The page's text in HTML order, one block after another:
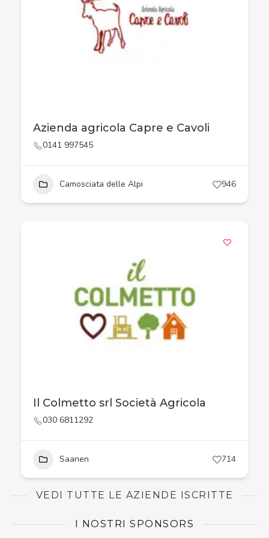
Azienda agricola Capre e Cavoli
0141 997545
Camosciata delle Alpi 946
Il Colmetto srl Società Agricola
030 6811292
Saanen 714
VEDI TUTTE LE AZIENDE ISCRITTE
I NOSTRI SPONSORS